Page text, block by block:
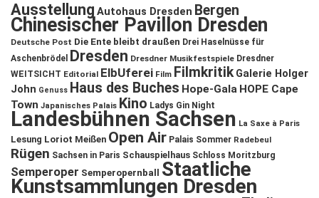
Ausstellung Autohaus Dresden Bergen
Chinesischer Pavillon Dresden
Deutsche Post Die Ente bleibt draußen Drei Haselnüsse für
Aschenbrödel
Dresden Dresdner Musikfestspiele Dresdner
WEITSICHT Editorial ElbUferei Film Filmkritik Galerie Holger
John Genuss Haus des Buches Hope-Gala HOPE Cape
Town Japanisches Palais Kino Ladys Gin Night
Landesbühnen Sachsen La Saxe à Paris
Lesung Loriot Meißen Open Air Palais Sommer Radebeul
Rügen Sachsen in Paris Schauspielhaus Schloss Moritzburg
Semperoper Semperopernball Staatliche
Kunstsammlungen Dresden